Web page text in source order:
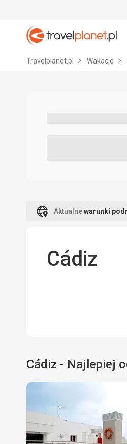
Travelplanet.pl
Travelplanet.pl Wakacje
Aktualnewarunki
Cádiz
Cádiz - Najlepiej